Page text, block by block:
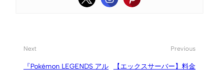
Next
『Pokémon LEGENDS アル
Previous
【エックスサーバー】料金